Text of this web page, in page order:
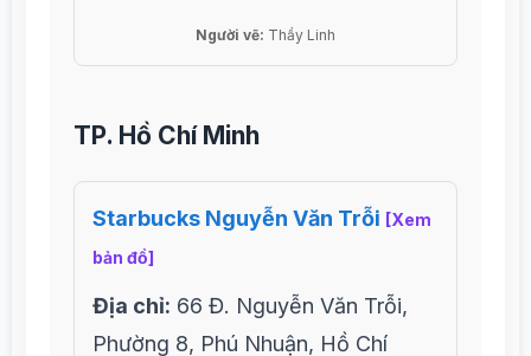
Người vẽ: Thầy Linh
TP. Hồ Chí Minh
Starbucks Nguyễn Văn Trỗi [Xem
bản đồ]
Địa chỉ: 66 Đ. Nguyễn Văn Trỗi,
Phường 8, Phú Nhuận, Hồ Chí